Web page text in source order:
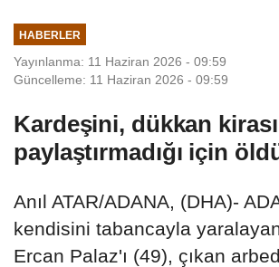
HABERLER
Yayınlanma: 11 Haziran 2026 - 09:59
Güncelleme: 11 Haziran 2026 - 09:59
Kardeşini, dükkan
paylaştırmadığı için
Anıl ATAR/ADANA, (DHA)-
kendisini tabancayla
Ercan Palaz'ı (49), çıkan